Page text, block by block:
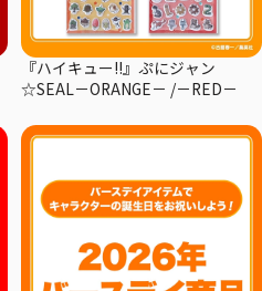
『ハイキュー!!』ぷにジャン
☆SEAL－ORANGE－ /－RED－